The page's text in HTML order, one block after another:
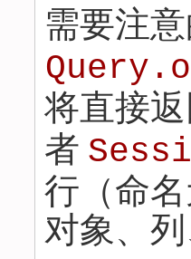
需要注
将直接
者
行（命
对象、